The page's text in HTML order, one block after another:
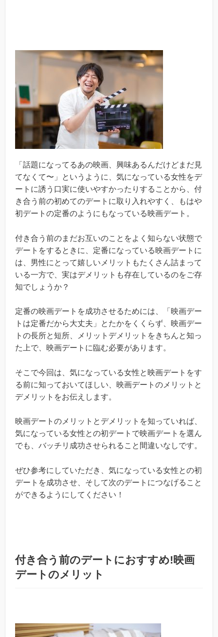
「話題になってるあの映画、興味あるんだけどまだ見
てなくて〜」というように、気になっている女性をデ
ートに誘う口実に使いやすかったりすることから、付
き合う前の初めてのデートに取り入れやすく、もはや
初デートの定番のようにもなっている映画デート。
付き合う前のまだお互いのことをよく知らない状態で
デートをするときに、定番になっている映画デートに
は、男性にとって嬉しいメリットもたくさん詰まって
いる一方で、実はデメリットも存在しているのをご存
知でしょうか？
定番の映画デートを成功させるためには、「映画デー
トは定番だから大丈夫」とたかをくくらず、映画デー
トの長所と短所、メリットデメリットをきちんと知っ
た上で、映画デートに臨む必要があります。
そこで今回は、気になっている女性と映画デートをす
る前に知っておいてほしい、映画デートのメリットと
デメリットをお伝えします。
映画デートのメリットとデメリットを知っていれば、
気になっている女性との初デートで映画デートを選ん
でも、バッチリ成功させられること間違いなしです。
ぜひ参考にしていただき、気になっている女性との初
デートを成功させ、そして次のデートにつなげること
ができるようにしてください！
付き合う前のデートにおすすめ!映画
デートのメリット